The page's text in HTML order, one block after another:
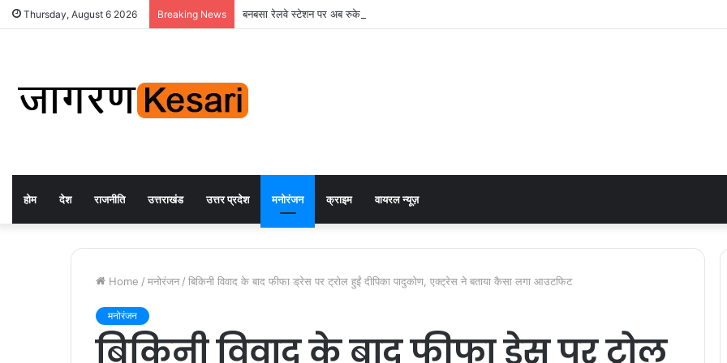
Thursday, August 6 2026 Breaking News बनबसा रेलवे स्टेशन पर अब रुकेगी अछनेरा-टनकपुर एक्सप्रेस, रेल मंत्री ने दी स्वीकृति
होम देश राजनीति उत्तराखंड उत्तर प्रदेश मनोरंजन क्राइम वायरल न्यूज़
Home / मनोरंजन / बिकिनी विवाद के बाद फीफा ड्रेस पर ट्रोल हुईं दीपिका पादुकोण, एक्ट्रेस ने बताया कैसा लगा आउटफिट
मनोरंजन
बिकिनी विवाद के बाद फीफा ड्रेस पर ट्रोल